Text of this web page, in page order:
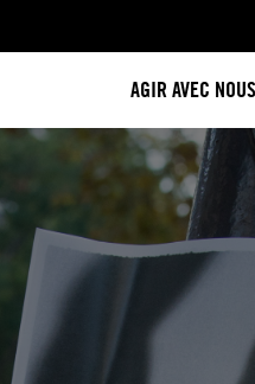
AGIR AVEC NOUS